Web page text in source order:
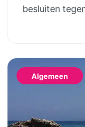
besluiten
niet helemaal
het
Algemeen